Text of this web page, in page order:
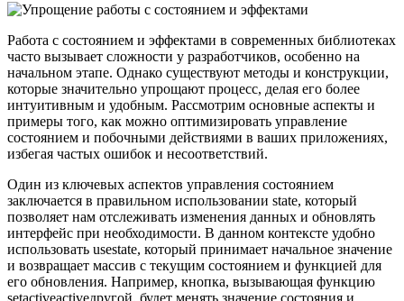
Работа с состоянием и эффектами в современных библиотеках
часто вызывает сложности у разработчиков, особенно на
начальном этапе. Однако существуют методы и конструкции,
которые значительно упрощают процесс, делая его более
интуитивным и удобным. Рассмотрим основные аспекты и
примеры того, как можно оптимизировать управление
состоянием и побочными действиями в ваших приложениях,
избегая частых ошибок и несоответствий.
Один из ключевых аспектов управления состоянием
заключается в правильном использовании state, который
позволяет нам отслеживать изменения данных и обновлять
интерфейс при необходимости. В данном контексте удобно
использовать usestate, который принимает начальное значение
и возвращает массив с текущим состоянием и функцией для
его обновления. Например, кнопка, вызывающая функцию
setactiveactiveдругой, будет менять значение состояния и